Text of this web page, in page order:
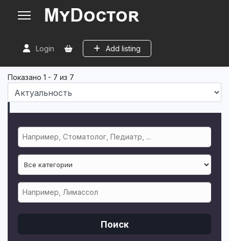
Login Add listing
Показано 1 - 7 из 7
Поиск